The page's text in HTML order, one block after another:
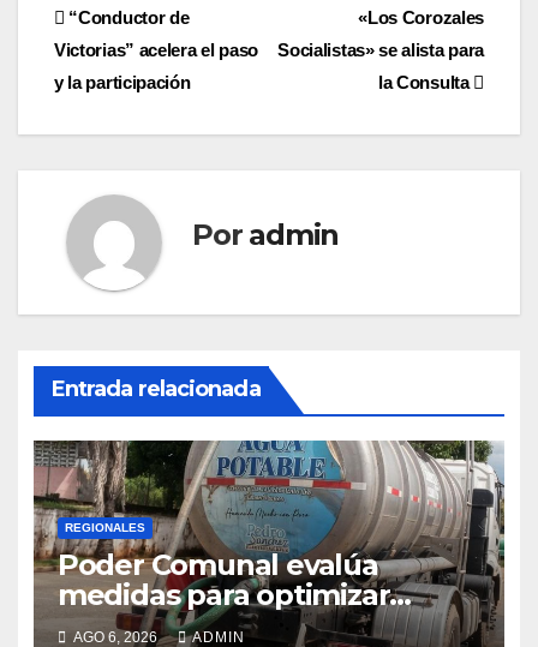
Navegación
de
entradas
«Los Corozales
Socialistas» se alista para
la Consulta
“Conductor de
Victorias” acelera el paso
y la participación
Por admin
Entrada relacionada
REGIONALES
Poder Comunal evalúa
medidas para optimizar
servicio de agua
AGO 6, 2026 ADMIN